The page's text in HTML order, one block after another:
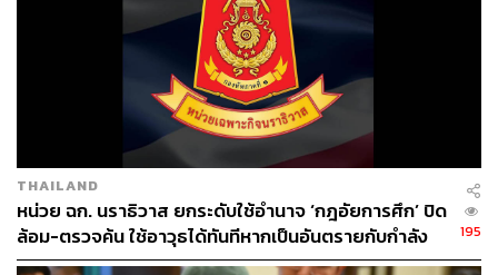
THAILAND
หน่วย ฉก. นราธิวาส ยกระดับใช้อำนาจ ‘กฎอัยการศึก’ ปิด
ล้อม-ตรวจค้น ใช้อาวุธได้ทันทีหากเป็นอันตรายกับกำลัง
พล
195